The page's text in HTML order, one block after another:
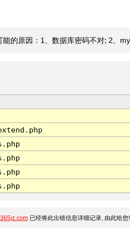
的原因：1、数据库密码不对; 2、
已经将此出错信息详细记录, 由此给